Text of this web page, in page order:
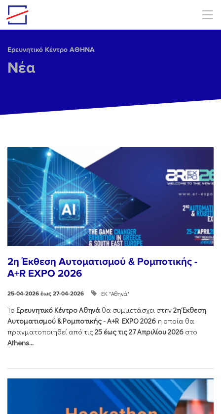
Skip to main content
Ερευνητικό Κέντρο ΑΘΗΝΑ
Νέα
2η Έκθεση Αυτοματισμού & Ρομποτικής -
A+R EXPO 2026
25-04-2026 έως 27-04-2026 ΕΚ "Αθηνά"
Το Ερευνητικό Κέντρο Αθηνά θα συμμετάσχει στην2η Έκθεση
Αυτοματισμού & Ρομποτικής - Α+R EXPO 2026 η οποία θα
πραγματοποιηθεί από τις25 έως τις 27 Απριλίου 2026 στο
Athens...